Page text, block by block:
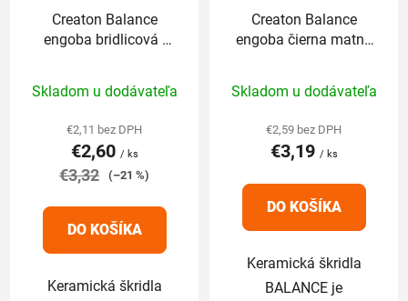
Creaton Balance
engoba bridlicová -
hodnotenie
produktu
je
5,0
5
hviezdičiek.
Skladom u dodávateľa
€2,11 bez DPH
€2,60 / ks
€3,32 (–21 %)
DO KOŠÍKA
Keramická škridla
Creaton Balance
engoba čierna matná
hodnotenie
produktu
je
z
Skladom u dodávateľa
€2,59 bez DPH
€3,19 / ks
DO KOŠÍKA
Keramická škridla
BALANCE je